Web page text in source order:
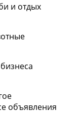
и отдых
объявления